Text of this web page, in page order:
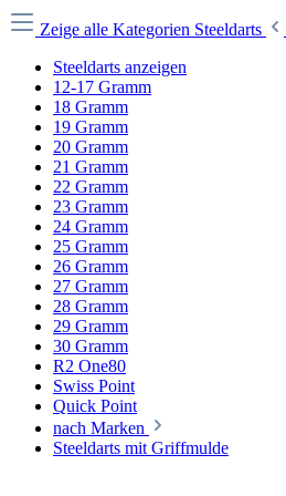
Zeige alle Kategorien Steeldarts
Steeldarts anzeigen
12-17 Gramm
18 Gramm
19 Gramm
20 Gramm
21 Gramm
22 Gramm
23 Gramm
24 Gramm
25 Gramm
26 Gramm
27 Gramm
28 Gramm
29 Gramm
30 Gramm
R2 One80
Swiss Point
Quick Point
nach Marken
Steeldarts mit Griffmulde